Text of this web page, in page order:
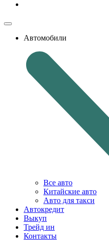
Автомобили
Все авто
Китайские авто
Авто для такси
Автокредит
Выкуп
Трейд ин
Контакты